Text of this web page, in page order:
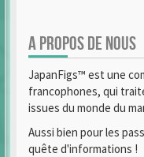
A PROPOS DE NOUS
JapanFigs™ est une
francophones, qui
issues du monde du
Aussi bien pour les
quête d'informations !